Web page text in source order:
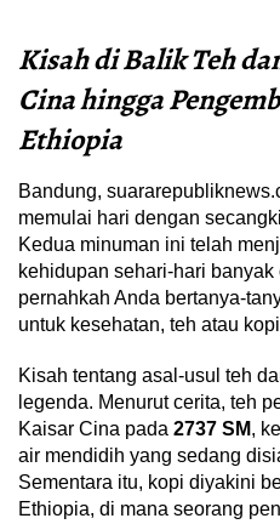
Kisah di Balik Teh
Cina hingga
Ethiopia
Bandung,
memulai hari dengan
Kedua minuman ini telah
kehidupan sehari-hari
pernahkah Anda bertanya-
untuk kesehatan, teh atau
Kisah tentang asal-usul teh
legenda. Menurut cerita, teh
Kaisar Cina pada 2737 SM,
air mendidih yang sedang
Sementara itu, kopi diyakini
Ethiopia, di mana seorang